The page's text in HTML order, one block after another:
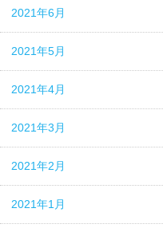
2021年6月
2021年5月
2021年4月
2021年3月
2021年2月
2021年1月